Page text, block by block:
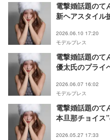
電撃婚話題のて
新ヘアスタイル
2026.06.10 17:20
モデルプレス
電撃婚話題のて
優太氏のプライ
2026.06.07 16:02
モデルプレス
電撃婚話題のて
本旦那チョイス
2026.05.27 17:33